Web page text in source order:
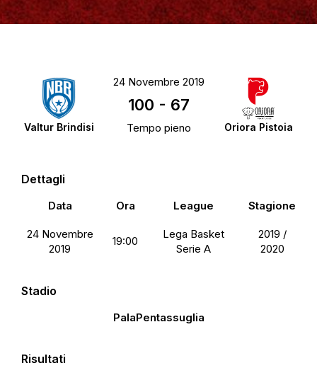
Valtur Brindisi Oriora Pistoia
24 Novembre 2019
100 - 67
Tempo pieno
Dettagli
Data Ora League Stagione
24 Novembre
2019
19:00
Lega Basket
Serie A
2019 /
2020
Stadio
PalaPentassuglia
Risultati